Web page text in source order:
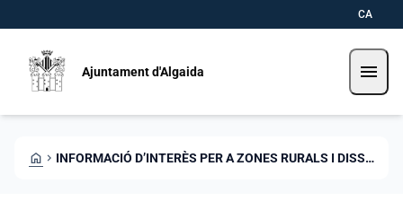
CA
Ajuntament d'Algaida menu
HOME CHEVRON_RIGHT INFORMACIÓ D’INTERÈS PER A ZONES RURALS I DISSEMINADES DEL MUNICIPI